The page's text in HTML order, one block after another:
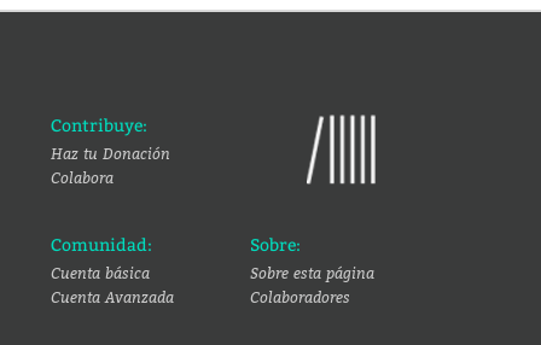
Contribuye:
Haz tu Donación
Colabora
Comunidad:
Cuenta básica
Cuenta Avanzada
Sobre:
Sobre esta página
Colaboradores